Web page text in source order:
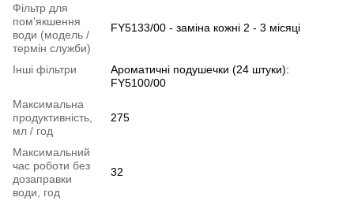
Фільтр для
пом'якшення
води (модель /
термін служби)
FY5133/00 - заміна кожні 2 - 3 місяці
Інші фільтри
Ароматичні подушечки (24 штуки):
FY5100/00
Максимальна
продуктивність,
мл / год
275
Максимальний
час роботи без
дозаправки
води, год
32